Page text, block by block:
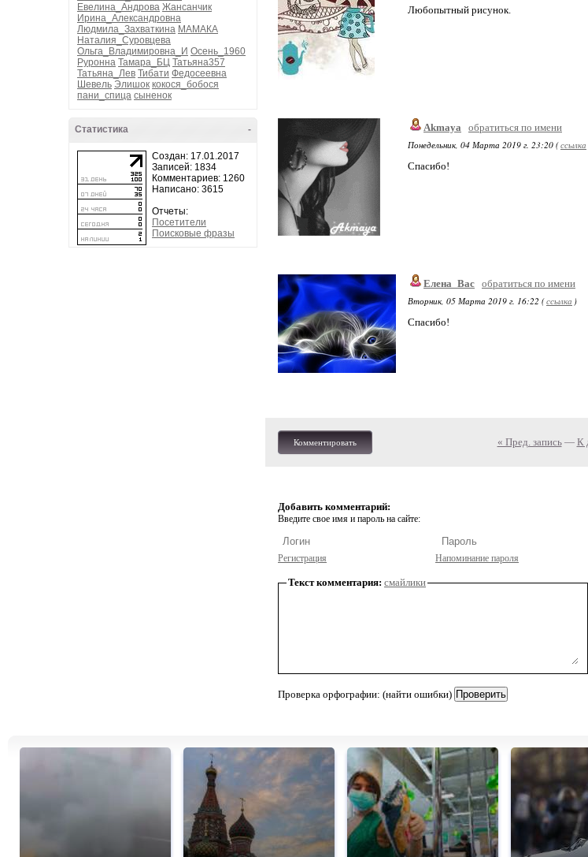
Евелина_Андрова Жансанчик
Ирина_Александровна
Людмила_Захваткина МАМАКА
Наталия_Суровцева
Ольга_Владимировна_И Осень_1960
Руронна Тамара_БЦ Татьяна357
Татьяна_Лев Тибати Федосеевна
Шевель Элишок кокося_бобося
пани_спица сыненок
-
Статистика
Создан: 17.01.2017
Записей: 1834
Комментариев: 1260
Написано: 3615
Отчеты:
Посетители
Поисковые фразы
Любопытный рисунок.
Akmaya
обратиться по имени
Понедельник, 04 Марта 2019 г. 23:20 (ссылка
Спасибо!
Елена_Вас обратиться по имени
Вторник, 05 Марта 2019 г. 16:22 (ссылка )
Спасибо!
Комментировать « Пред. запись— К
Добавить комментарий:
Введите свое имя и пароль на сайте:
Регистрация Напоминание пароля
Текст комментария: смайлики
Проверка орфографии: (найти ошибки)